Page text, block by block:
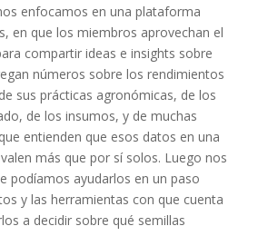
enfocamos en una plataforma
en que los miembros aprovechan el
compartir ideas e insights sobre
números sobre los rendimientos
sus prácticas agronómicas, de los
de los insumos, y de muchas
entienden que esos datos en una
más que por sí solos. Luego nos
podíamos ayudarlos en un paso
y las herramientas con que cuenta
a decidir sobre qué semillas